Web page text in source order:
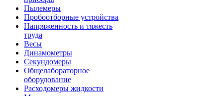
Пылемеры
Пробоотборные устройства
Напряженность и тяжесть
труда
Весы
Динамометры
Секундомеры
Общелабораторное
оборудование
Расходомеры жидкости